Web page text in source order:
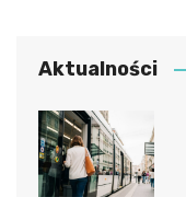
Aktualności